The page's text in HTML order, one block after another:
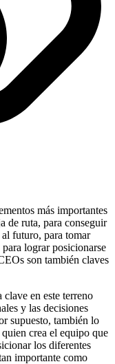
más importantes
de ruta, para conseguir
futuro, para tomar
lograr posicionarse
son también claves
en este terreno
y las decisiones
supuesto, también lo
crea el equipo que
los diferentes
importante como